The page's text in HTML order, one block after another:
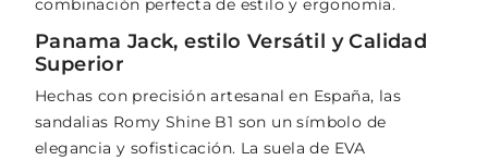
combinación perfecta de estilo y ergonomía.
Panama Jack, estilo Versátil y Calidad
Superior
Hechas con precisión artesanal en España, las
sandalias Romy Shine B1 son un símbolo de
elegancia y sofisticación. La suela de EVA